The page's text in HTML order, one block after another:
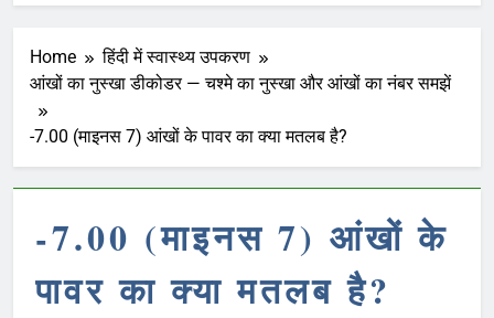
Home
हिंदी में स्वास्थ्य उपकरण
आंखों का नुस्खा डीकोडर — चश्मे का नुस्खा और आंखों का नंबर समझें
-7.00 (माइनस 7) आंखों के पावर का क्या मतलब है?
-7.00 (माइनस 7) आंखों के
पावर का क्या मतलब है?